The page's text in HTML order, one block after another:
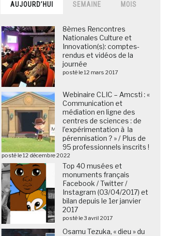
AUJOURD’HUI SEMAINE MOIS
8èmes Rencontres
Nationales Culture et
Innovation(s): comptes-
rendus et vidéos de la
journée
posté le 12 mars 2017
Webinaire CLIC – Amcsti : «
Communication et
médiation en ligne des
centres de sciences : de
l’expérimentation à la
pérennisation ? » / Plus de
95 professionnels inscrits !
posté le 12 décembre 2022
Top 40 musées et
monuments français
Facebook / Twitter /
Instagram (03/04/2017) et
bilan depuis le 1er janvier
2017
posté le 3 avril 2017
Osamu Tezuka, « dieu » du